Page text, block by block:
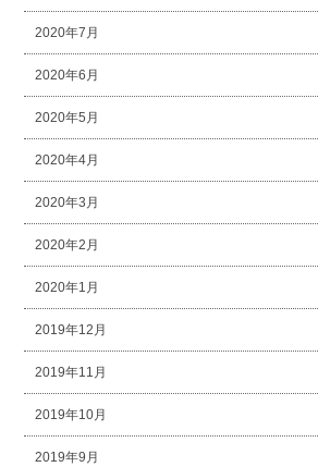
2020年7月
2020年6月
2020年5月
2020年4月
2020年3月
2020年2月
2020年1月
2019年12月
2019年11月
2019年10月
2019年9月